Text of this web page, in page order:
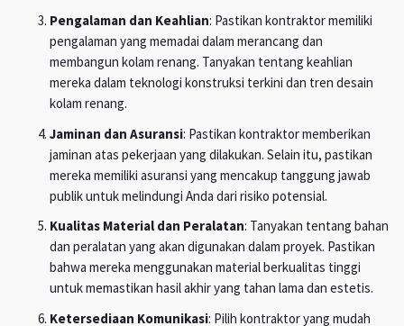
Pengalaman dan Keahlian: Pastikan kontraktor memiliki
pengalaman yang memadai dalam merancang dan
membangun kolam renang. Tanyakan tentang keahlian
mereka dalam teknologi konstruksi terkini dan tren desain
kolam renang.
Jaminan dan Asuransi: Pastikan kontraktor memberikan
jaminan atas pekerjaan yang dilakukan. Selain itu, pastikan
mereka memiliki asuransi yang mencakup tanggung jawab
publik untuk melindungi Anda dari risiko potensial.
Kualitas Material dan Peralatan: Tanyakan tentang bahan
dan peralatan yang akan digunakan dalam proyek. Pastikan
bahwa mereka menggunakan material berkualitas tinggi
untuk memastikan hasil akhir yang tahan lama dan estetis.
Ketersediaan Komunikasi: Pilih kontraktor yang mudah